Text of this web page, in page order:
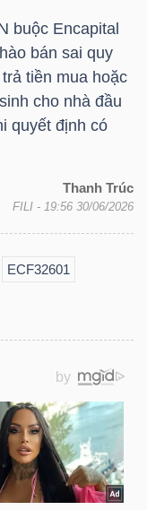
buộc Encapital
bán sai quy
tiền mua hoặc
cho nhà đầu
quyết định có
Thanh Trúc
FILI - 19:56 30/06/2026
ECF32601